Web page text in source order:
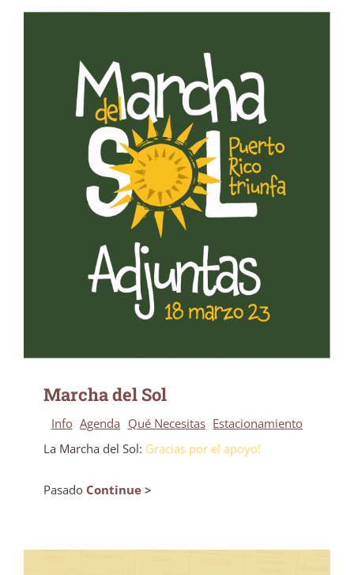
Marcha del Sol
Marcha del Sol
Info Agenda Qué Necesitas Estacionamiento
La Marcha del Sol: Gracias por el apoyo!
Pasado Continue >